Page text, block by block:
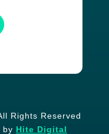
Rights Reserved
by Hite Digital